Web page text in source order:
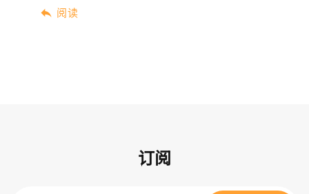
阅读
订阅